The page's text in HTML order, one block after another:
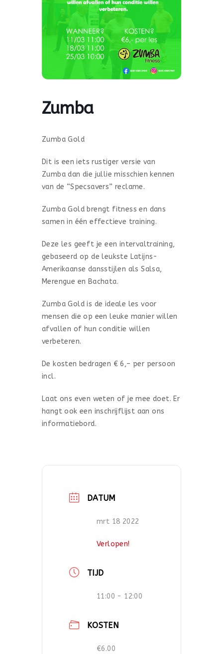
Zumba
Zumba Gold
Dit is een iets rustiger versie van
Zumba dan die jullie misschien kennen
van de “Specsavers” reclame.
Zumba Gold brengt fitness en dans
samen in één effectieve training.
Deze les geeft je een intervaltraining,
gebaseerd op de leukste Latijns-
Amerikaanse dansstijlen als Salsa,
Merengue en Bachata.
Zumba Gold is de ideale les voor
mensen die op een leuke manier willen
afvallen of hun conditie willen
verbeteren.
De kosten bedragen € 6,– per persoon
incl.
Laat ons even weten of je mee doet. Er
hangt ook een inschrijflijst aan ons
informatiebord.
DATUM
mrt 18 2022
Verlopen!
TIJD
11:00 - 12:00
KOSTEN
€6.00